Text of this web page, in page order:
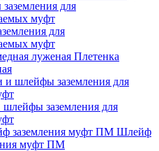
для
муфт
Плетенка
заземления для
Шлейф
муфт ПМ